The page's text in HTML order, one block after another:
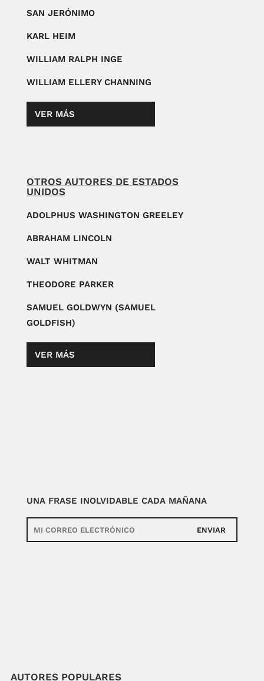
SAN JERÓNIMO
KARL HEIM
WILLIAM RALPH INGE
WILLIAM ELLERY CHANNING
VER MÁS
OTROS AUTORES DE ESTADOS
UNIDOS
ADOLPHUS WASHINGTON GREELEY
ABRAHAM LINCOLN
WALT WHITMAN
THEODORE PARKER
SAMUEL GOLDWYN (SAMUEL
GOLDFISH)
VER MÁS
UNA FRASE INOLVIDABLE CADA MAÑANA
ENVIAR
AUTORES POPULARES